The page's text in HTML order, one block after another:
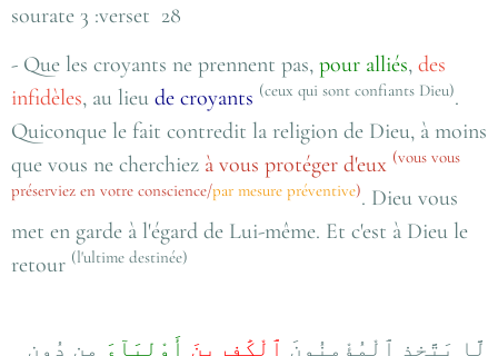
sourate 3 :verset 28
- Que les croyants ne prennent pas, pour alliés, des
infidèles, au lieu de croyants (ceux qui sont confiants Dieu).
Quiconque le fait contredit la religion de Dieu, à moins
que vous ne cherchiez à vous protéger d'eux (vous vous
préserviez en votre conscience/par mesure préventive). Dieu vous
met en garde à l'égard de Lui-même. Et c'est à Dieu le
retour (l'ultime destinée)
لَّا يَتَّخِذِ ٱلْمُؤْمِنُونَ ٱلْكَٰفِرِينَ أَوْلِيَآءَ مِن دُونِ